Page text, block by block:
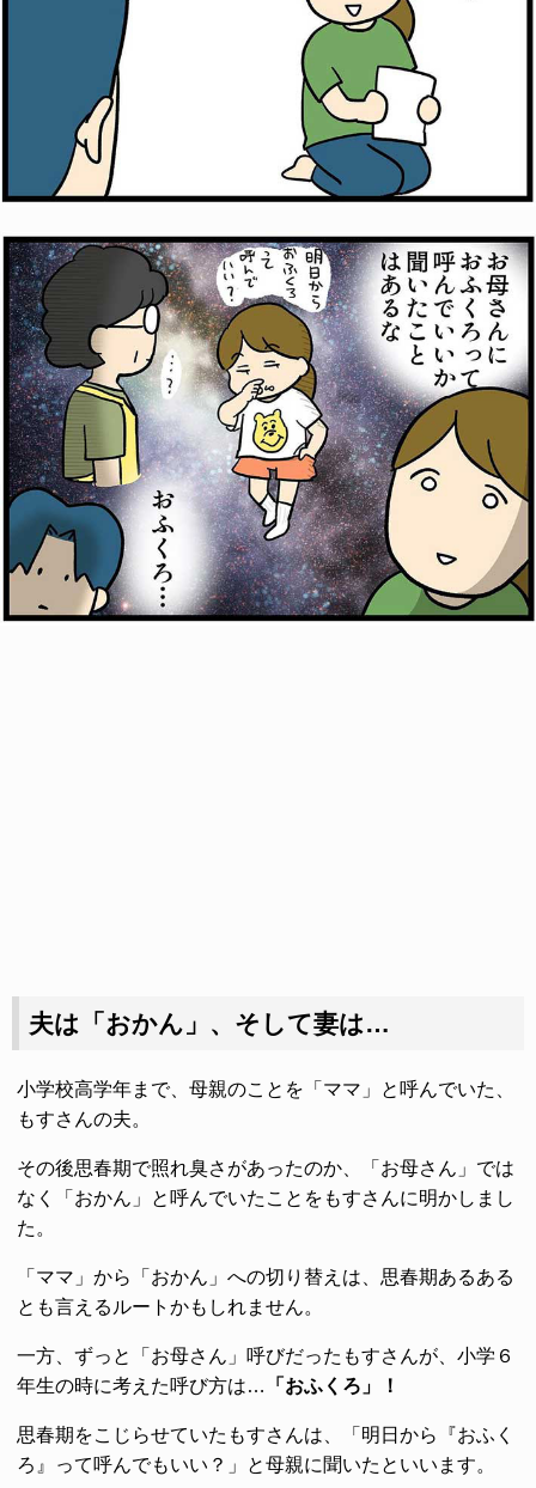
夫は「おかん」、そして妻は…
小学校高学年まで、母親のことを「ママ」と呼んでいた、
もすさんの夫。
その後思春期で照れ臭さがあったのか、「お母さん」では
なく「おかん」と呼んでいたことをもすさんに明かしまし
た。
「ママ」から「おかん」への切り替えは、思春期あるある
とも言えるルートかもしれません。
一方、ずっと「お母さん」呼びだったもすさんが、小学６
年生の時に考えた呼び方は…
「おふくろ」！
思春期をこじらせていたもすさんは、「明日から『おふく
ろ』って呼んでもいい？」と母親に聞いたといいます。